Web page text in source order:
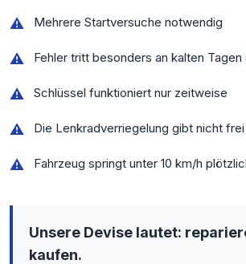
Mehrere Startversuche notwendig
Fehler tritt besonders an kalten Tagen
Schlüssel funktioniert nur zeitweise
Die Lenkradverriegelung gibt nicht frei
Fahrzeug springt unter 10 km/h
Unsere Devise lautet:
kaufen.